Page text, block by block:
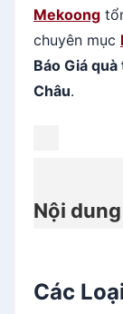
Mekoong
chuyên mục
Báo Giá
Châu.
Nội dung
Các